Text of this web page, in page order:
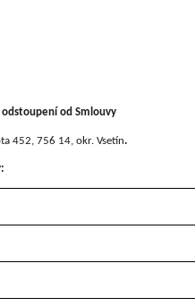
od Smlouvy
452, 756 14, okr. Vsetín.